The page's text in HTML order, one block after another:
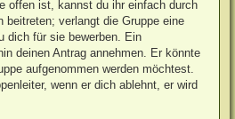
offen ist, kannst du ihr einfach durch
beitreten; verlangt die Gruppe eine
dich für sie bewerben. Ein
deinen Antrag annehmen. Er könnte
aufgenommen werden möchtest.
wenn er dich ablehnt, er wird